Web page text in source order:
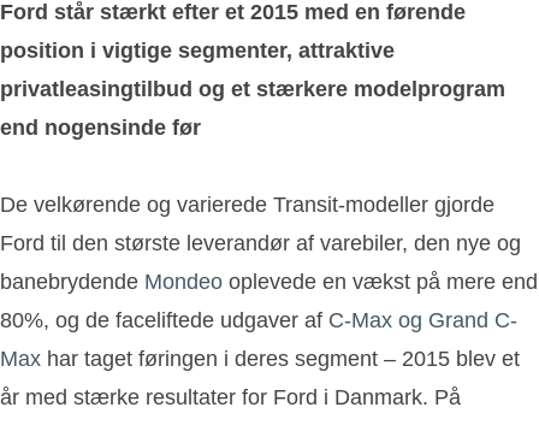
Ford står stærkt efter et 2015 med en førende
position i vigtige segmenter, attraktive
privatleasingtilbud og et stærkere modelprogram
end nogensinde før
De velkørende og varierede Transit-modeller gjorde
Ford til den største leverandør af varebiler, den nye og
banebrydende Mondeo oplevede en vækst på mere end
80%, og de faceliftede udgaver af C-Max og Grand C-
Max har taget føringen i deres segment – 2015 blev et
år med stærke resultater for Ford i Danmark. På